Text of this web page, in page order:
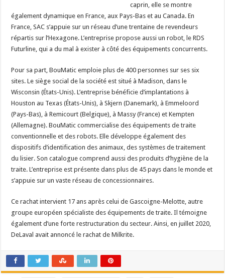
caprin, elle se montre
également dynamique en France, aux Pays-Bas et au Canada. En
France, SAC s’appuie sur un réseau d’une trentaine de revendeurs
répartis sur l’Hexagone. L’entreprise propose aussi un robot, le RDS
Futurline, qui a du mal à exister à côté des équipements concurrents.
Pour sa part, BouMatic emploie plus de 400 personnes sur ses six
sites. Le siège social de la société est situé à Madison, dans le
Wisconsin (États-Unis). L’entreprise bénéficie d’implantations à
Houston au Texas (États-Unis), à Skjern (Danemark), à Emmeloord
(Pays-Bas), à Remicourt (Belgique), à Massy (France) et Kempten
(Allemagne). BouMatic commercialise des équipements de traite
conventionnelle et des robots. Elle développe également des
dispositifs d’identification des animaux, des systèmes de traitement
du lisier. Son catalogue comprend aussi des produits d’hygiène de la
traite. L’entreprise est présente dans plus de 45 pays dans le monde et
s’appuie sur un vaste réseau de concessionnaires.
Ce rachat intervient 17 ans après celui de Gascoigne-Melotte, autre
groupe européen spécialiste des équipements de traite. Il témoigne
également d’une forte restructuration du secteur. Ainsi, en juillet 2020,
DeLaval avait annoncé le rachat de Milkrite.